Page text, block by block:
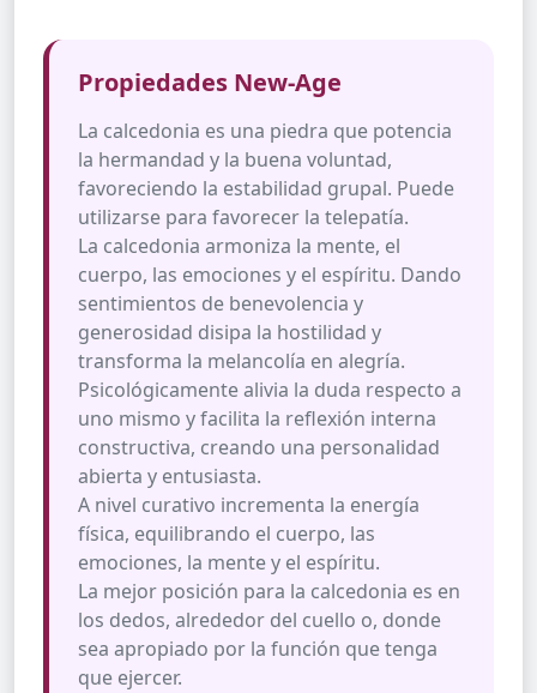
Propiedades New-Age
La calcedonia es una piedra que potencia
la hermandad y la buena voluntad,
favoreciendo la estabilidad grupal. Puede
utilizarse para favorecer la telepatía.
La calcedonia armoniza la mente, el
cuerpo, las emociones y el espíritu. Dando
sentimientos de benevolencia y
generosidad disipa la hostilidad y
transforma la melancolía en alegría.
Psicológicamente alivia la duda respecto a
uno mismo y facilita la reflexión interna
constructiva, creando una personalidad
abierta y entusiasta.
A nivel curativo incrementa la energía
física, equilibrando el cuerpo, las
emociones, la mente y el espíritu.
La mejor posición para la calcedonia es en
los dedos, alrededor del cuello o, donde
sea apropiado por la función que tenga
que ejercer.